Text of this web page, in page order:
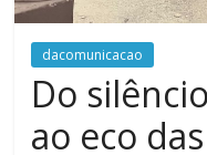
dacomunicacao
Do
ao eco